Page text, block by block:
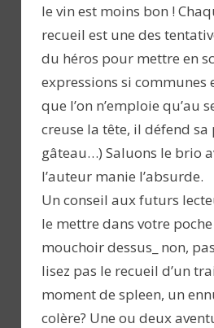
le vin est moins bon !
recueil est une des
du héros pour mettre en
expressions si communes
que l’on n’emploie qu’au
creuse la tête, il défend sa
gâteau…) Saluons le brio
l’auteur manie l’absurde.
Un conseil aux futurs
le mettre dans votre
mouchoir dessus_ non,
lisez pas le recueil d’un
moment de spleen, un
colère? Une ou deux